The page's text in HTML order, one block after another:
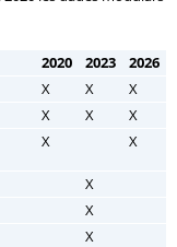
2020 2023
2026
X X
X
X X
X
X X
X
X
X